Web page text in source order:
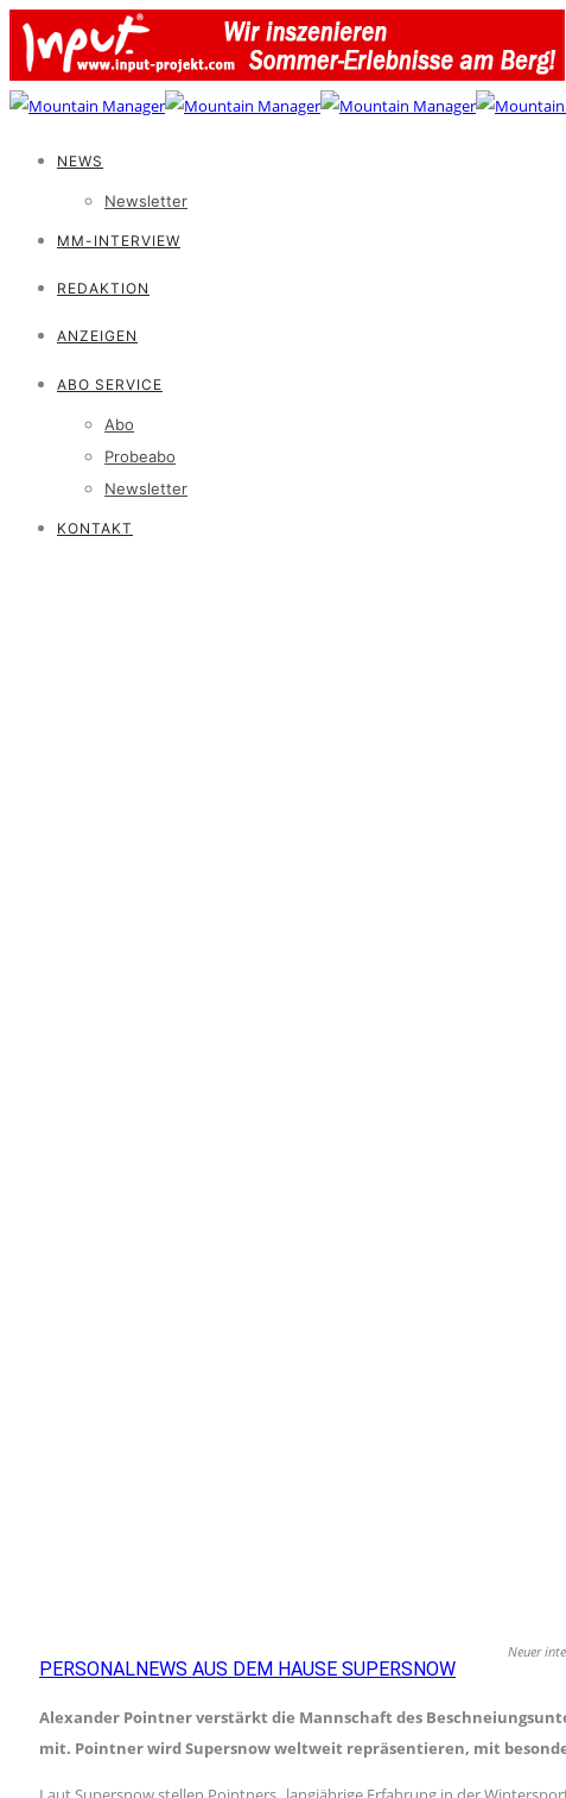
NEWS
Newsletter
MM-INTERVIEW
REDAKTION
ANZEIGEN
ABO SERVICE
Abo
Probeabo
Newsletter
KONTAKT
Neuer
PERSONALNEWS AUS DEM HAUSE SUPERSNOW
Alexander Pointner verstärkt die Mannschaft des
mit. Pointner wird Supersnow weltweit repräsentieren, mit